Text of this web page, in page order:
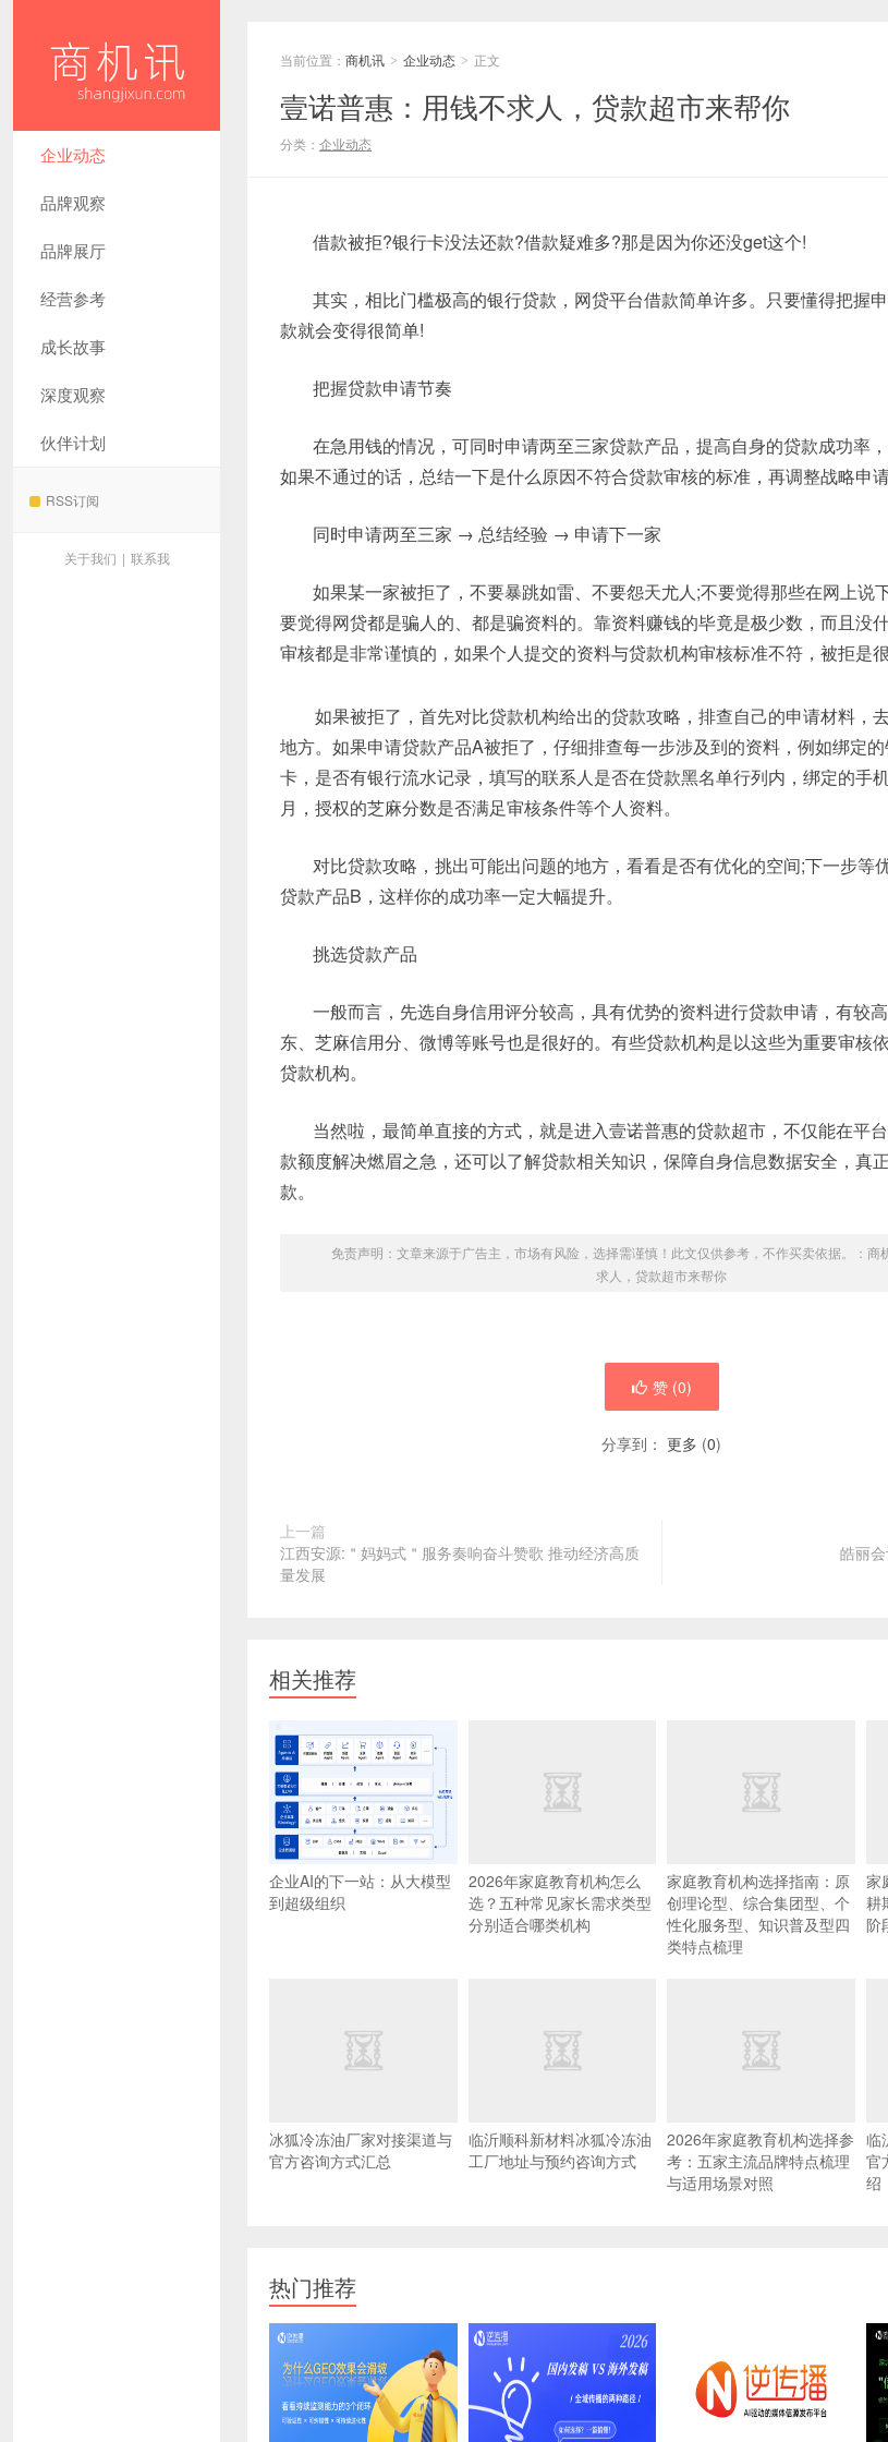
企业动态
品牌观察
品牌展厅
经营参考
成长故事
深度观察
伙伴计划
RSS订阅
关于我们 | 联系我
当前位置： 商机讯 > 企业动态 > 正文
壹诺普惠：用钱不求人，贷款超市来帮你
分类： 企业动态
借款被拒?银行卡没法还款?借款疑难多?那是因为你还没get这个!
其实，相比门槛极高的银行贷款，网贷平台借款简单许多。只要懂得把握
款就会变得很简单!
把握贷款申请节奏
在急用钱的情况，可同时申请两至三家贷款产品，提高自身的贷款成功率，
如果不通过的话，总结一下是什么原因不符合贷款审核的标准，再调整战略申请
同时申请两至三家 → 总结经验 → 申请下一家
如果某一家被拒了，不要暴跳如雷、不要怨天尤人;不要觉得那些在网上说
要觉得网贷都是骗人的、都是骗资料的。靠资料赚钱的毕竟是极少数，而且没
审核都是非常谨慎的，如果个人提交的资料与贷款机构审核标准不符，被拒是很
如果被拒了，首先对比贷款机构给出的贷款攻略，排查自己的申请材料，
地方。如果申请贷款产品A被拒了，仔细排查每一步涉及到的资料，例如绑定
卡，是否有银行流水记录，填写的联系人是否在贷款黑名单行列内，绑定的手
月，授权的芝麻分数是否满足审核条件等个人资料。
对比贷款攻略，挑出可能出问题的地方，看看是否有优化的空间;下一步等
贷款产品B，这样你的成功率一定大幅提升。
挑选贷款产品
一般而言，先选自身信用评分较高，具有优势的资料进行贷款申请，有较
东、芝麻信用分、微博等账号也是很好的。有些贷款机构是以这些为重要审核
贷款机构。
当然啦，最简单直接的方式，就是进入壹诺普惠的贷款超市，不仅能在平
款额度解决燃眉之急，还可以了解贷款相关知识，保障自身信息数据安全，真
款。
免责声明：文章来源于广告主，市场有风险，选择需谨慎！此文仅供参考，不作买卖依据。： 商
求人，贷款超市来帮你
赞 (0)
分享到： 更多 (0)
上一篇
江西安源:＂妈妈式＂服务奏响奋斗赞歌 推动经济高质
量发展
皓丽
相关推荐
企业AI的下一站：从大模型
到超级组织
2026年家庭教育机构怎么
选？五种常见家长需求类型
分别适合哪类机构
家庭教育机构选择指南：原
创理论型、综合集团型、个
性化服务型、知识普及型四
类特点梳理
家
耕
阶
冰狐冷冻油厂家对接渠道与
官方咨询方式汇总
临沂顺科新材料冰狐冷冻油
工厂地址与预约咨询方式
2026年家庭教育机构选择参
考：五家主流品牌特点梳理
与适用场景对照
临
官
绍
热门推荐